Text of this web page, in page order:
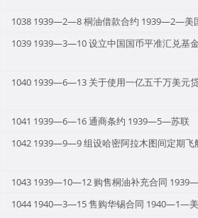
1038 1939—2—8 桐油借款合约 1939—2—美
1039 1939—3—10 设立中国国币平准汇兑基
1040 1939—6—13 关于使用一亿五千万美元
1041 1939—6—16 通商条约 1939—5—苏联
1042 1939—9—9 组设哈密阿拉木图间定期
1043 1939—10—12 购售桐油补充合同
1044 1940—3—15 售购华锡合同 1940—1—